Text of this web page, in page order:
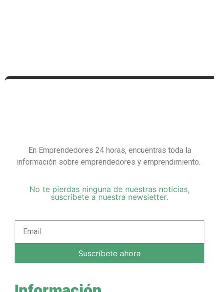
En Emprendedores 24 horas, encuentras toda la
información sobre emprendedores y emprendimiento.
No te pierdas ninguna de nuestras noticias,
suscríbete a nuestra newsletter.
Suscríbete ahora